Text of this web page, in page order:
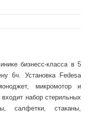
бизнесс-класса в 5
6ч. Установка Fedesa
микромотор и
набор стерильных
салфетки, стаканы,